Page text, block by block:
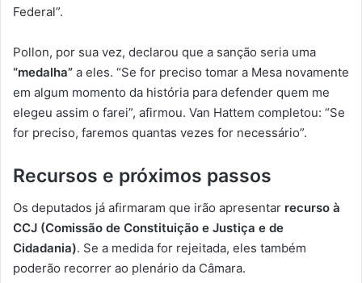
Federal”.
Pollon, por sua vez, declarou que a sanção seria uma
“medalha” a eles. “Se for preciso tomar a Mesa novamente
em algum momento da história para defender quem me
elegeu assim o farei”, afirmou. Van Hattem completou: “Se
for preciso, faremos quantas vezes for necessário”.
Recursos e próximos passos
Os deputados já afirmaram que irão apresentar recurso à
CCJ (Comissão de Constituição e Justiça e de
Cidadania). Se a medida for rejeitada, eles também
poderão recorrer ao plenário da Câmara.